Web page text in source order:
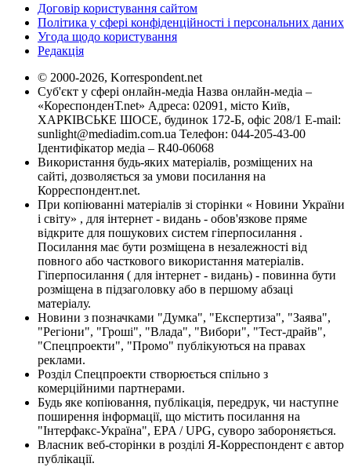
Договір користування сайтом
Політика у сфері конфіденційності і персональних даних
Угода щодо користування
Редакція
© 2000-2026, Korrespondent.net
Суб'єкт у сфері онлайн-медіа Назва онлайн-медіа –
«КореспонденТ.net» Адреса: 02091, місто Київ,
ХАРКІВСЬКЕ ШОСЕ, будинок 172-Б, офіс 208/1 E-mail:
sunlight@mediadim.com.ua Телефон: 044-205-43-00
Ідентифікатор медіа – R40-06068
Використання будь-яких матеріалів, розміщених на
сайті, дозволяється за умови посилання на
Корреспондент.net.
При копіюванні матеріалів зі сторінки « Новини України
і світу» , для інтернет - видань - обов'язкове пряме
відкрите для пошукових систем гіперпосилання .
Посилання має бути розміщена в незалежності від
повного або часткового використання матеріалів.
Гіперпосилання ( для інтернет - видань) - повинна бути
розміщена в підзаголовку або в першому абзаці
матеріалу.
Новини з позначками "Думка", "Експертиза", "Заява",
"Регіони", "Гроші", "Влада", "Вибори", "Тест-драйв",
"Спецпроекти", "Промо" публікуються на правах
реклами.
Розділ Спецпроекти створюється спільно з
комерційними партнерами.
Будь яке копіювання, публікація, передрук, чи наступне
поширення інформації, що містить посилання на
"Інтерфакс-Україна", EPA / UPG, суворо забороняється.
Власник веб-сторінки в розділі Я-Корреспондент є автор
публікації.